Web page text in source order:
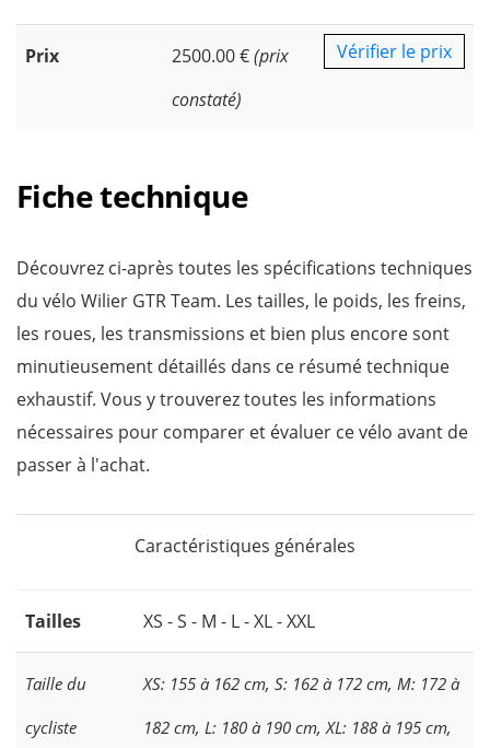
Prix 2500.00 €(prix
constaté)
Vérifier le prix
Fiche technique
Découvrez ci-après toutes les spécifications techniques
du vélo Wilier GTR Team. Les tailles, le poids, les freins,
les roues, les transmissions et bien plus encore sont
minutieusement détaillés dans ce résumé technique
exhaustif. Vous y trouverez toutes les informations
nécessaires pour comparer et évaluer ce vélo avant de
passer à l'achat.
Caractéristiques générales
Tailles XS - S - M - L - XL - XXL
Taille du
cycliste
XS: 155 à 162 cm, S: 162 à 172 cm, M: 172 à
182 cm, L: 180 à 190 cm, XL: 188 à 195 cm,